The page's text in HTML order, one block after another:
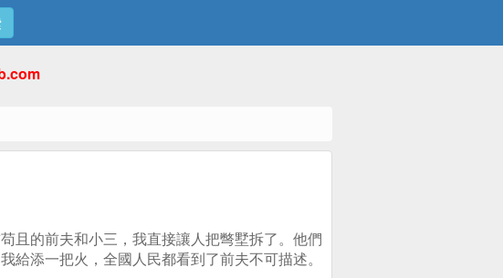
且的前夫和小三，我直接讓人把彆墅拆了。他們
添一把火，全國人民都看到了前夫不可描述。